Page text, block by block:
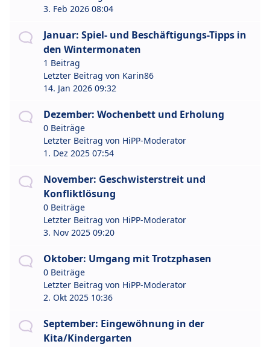
3. Feb 2026 08:04
Januar: Spiel- und Beschäftigungs-Tipps in
den Wintermonaten
1 Beitrag
Letzter Beitrag von Karin86
14. Jan 2026 09:32
Dezember: Wochenbett und Erholung
0 Beiträge
Letzter Beitrag von HiPP-Moderator
1. Dez 2025 07:54
November: Geschwisterstreit und
Konfliktlösung
0 Beiträge
Letzter Beitrag von HiPP-Moderator
3. Nov 2025 09:20
Oktober: Umgang mit Trotzphasen
0 Beiträge
Letzter Beitrag von HiPP-Moderator
2. Okt 2025 10:36
September: Eingewöhnung in der
Kita/Kindergarten